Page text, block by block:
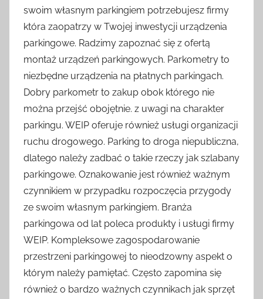
swoim własnym parkingiem potrzebujesz firmy
która zaopatrzy w Twojej inwestycji urządzenia
parkingowe. Radzimy zapoznać się z ofertą
montaż urządzeń parkingowych. Parkometry to
niezbędne urządzenia na płatnych parkingach.
Dobry parkometr to zakup obok którego nie
można przejść obojętnie. z uwagi na charakter
parkingu. WEIP oferuje również usługi organizacji
ruchu drogowego. Parking to droga niepubliczna,
dlatego należy zadbać o takie rzeczy jak szlabany
parkingowe. Oznakowanie jest również ważnym
czynnikiem w przypadku rozpoczęcia przygody
ze swoim własnym parkingiem. Branża
parkingowa od lat poleca produkty i usługi firmy
WEIP. Kompleksowe zagospodarowanie
przestrzeni parkingowej to nieodzowny aspekt o
którym należy pamiętać. Często zapomina się
również o bardzo ważnych czynnikach jak sprzęt